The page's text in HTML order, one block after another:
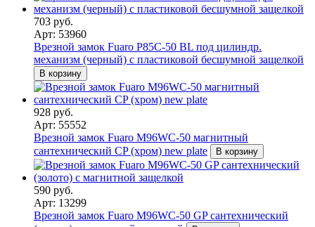
703 руб.
Арт: 53960
Врезной замок Fuaro P85C-50 BL под цилиндр.
механизм (черный) с пластиковой бесшумной защелкой
В корзину
928 руб.
Арт: 55552
Врезной замок Fuaro M96WC-50 магнитный
сантехнический CP (хром) new plate
В корзину
590 руб.
Арт: 13299
Врезной замок Fuaro M96WC-50 GP сантехнический